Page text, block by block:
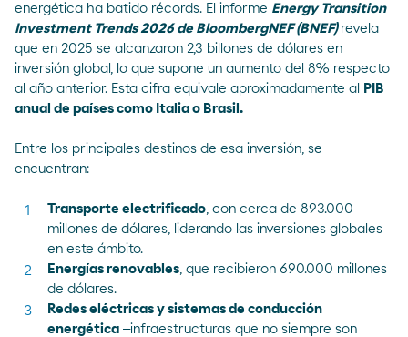
energética ha batido récords. El informe Energy Transition
Investment Trends 2026 de BloombergNEF (BNEF) revela
que en 2025 se alcanzaron 2,3 billones de dólares en
inversión global
, lo que supone un aumento del 8% respecto
al año anterior. Esta cifra equivale aproximadamente al
PIB
anual de países como Italia o Brasil.
Entre los principales destinos de esa inversión, se
encuentran:
Transporte electrificado , con cerca de 893.000
millones de dólares, liderando las inversiones globales
en este ámbito.
Energías renovables , que recibieron 690.000 millones
de dólares.
Redes eléctricas y sistemas de conducción
energética ‒infraestructuras que no siempre son